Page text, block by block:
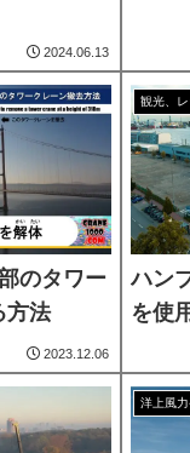
2024.06.13
のタワー
方法
2023.12.06
観光、
ハン
を使
洋上風